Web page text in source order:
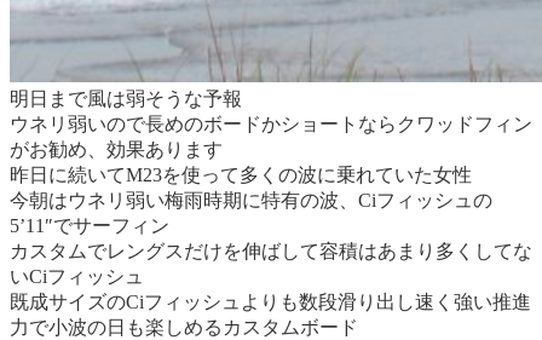
明日まで風は弱そうな予報
ウネリ弱いので長めのボードかショートならクワッドフィン
がお勧め、効果あります
昨日に続いてM23を使って多くの波に乗れていた女性
今朝はウネリ弱い梅雨時期に特有の波、Ciフィッシュの
5’11″でサーフィン
カスタムでレングスだけを伸ばして容積はあまり多くしてな
いCiフィッシュ
既成サイズのCiフィッシュよりも数段滑り出し速く強い推進
力で小波の日も楽しめるカスタムボード